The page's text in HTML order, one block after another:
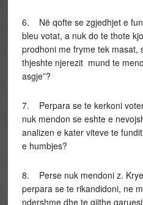
6. Në qofte se zgjedhjet e
bleu votat, a nuk do te thote
prodhoni me fryme tek masat,
thjeshte njerezit mund te
asgje”?
7. Perpara se te kerkoni
nuk mendon se eshte e
analizen e kater viteve te
e humbjes?
8. Perse nuk mendoni z.
perpara se te rikandidoni, ne
ndershme dhe te gjithe